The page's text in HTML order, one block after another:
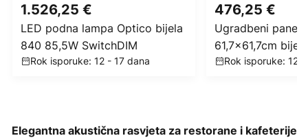
1.526,25 €
LED podna lampa Optico bijela
840 85,5W SwitchDIM
Rok isporuke: 12 - 17 dana
476,25 €
Ugradbeni panel
61,7x61,7cm
42W
Rok isporuke: 12
Elegantna akustična rasvjeta za restorane i kafeterije